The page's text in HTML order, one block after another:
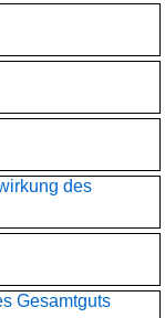
des
Gesamtguts